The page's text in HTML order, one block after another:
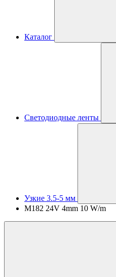
Каталог
Светодиодные ленты
Узкие 3.5-5 мм
M182 24V 4mm 10 W/m